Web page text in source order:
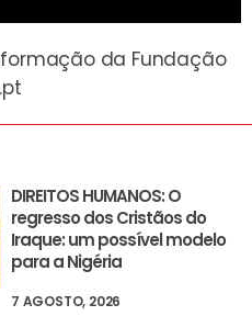
da Fundação
DIREITOS HUMANOS: O
regresso dos Cristãos do
Iraque: um possível modelo
para a Nigéria
7 AGOSTO, 2026